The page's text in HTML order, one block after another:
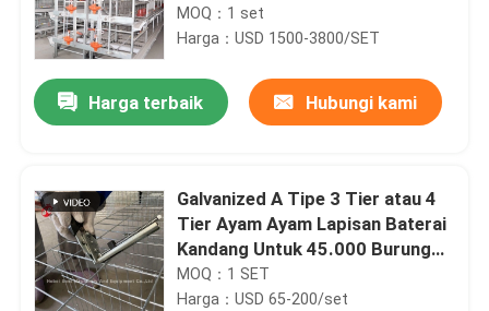
Unggas Mia
MOQ：1 set
Harga：USD 1500-3800/SET
Harga terbaik Hubungi kami
Galvanized A Tipe 3 Tier atau 4
Tier Ayam Ayam Lapisan Baterai
Kandang Untuk 45.000 Burung
Ayam Ayam Pertanian Doris
MOQ：1 SET
Harga：USD 65-200/set